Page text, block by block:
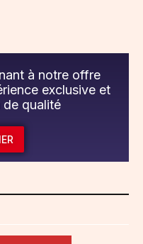
à notre offre
exclusive et
de qualité